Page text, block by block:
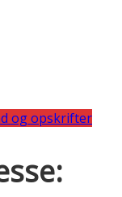
og opskrifter